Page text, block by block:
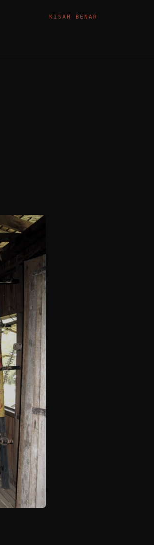
KISAH BENAR